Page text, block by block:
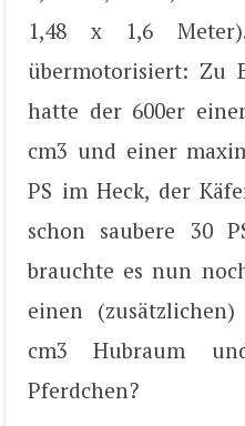
1,48 x 1,6
übermotorisiert: Zu
hatte der 600er
cm3 und einer
PS im Heck, der
schon saubere 30
brauchte es nun
einen
cm3 Hubraum
Pferdchen?